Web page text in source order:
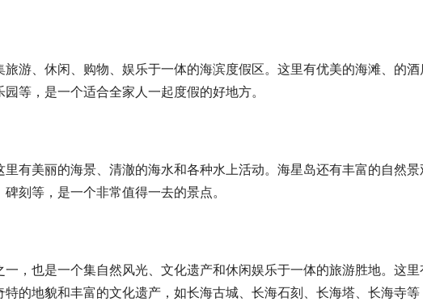
游、休闲、购物、娱乐于一体的海滨度假区。这里有优美的海滩、的酒
等，是一个适合全家人一起度假的好地方。
有美丽的海景、清澈的海水和各种水上活动。海星岛还有丰富的自然景
刻等，是一个非常值得一去的景点。
，也是一个集自然风光、文化遗产和休闲娱乐于一体的旅游胜地。这里
的地貌和丰富的文化遗产，如长海古城、长海石刻、长海塔、长海寺等